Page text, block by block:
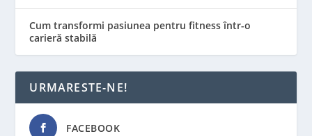
Cum transformi pasiunea pentru fitness într-o
carieră stabilă
URMARESTE-NE!
FACEBOOK